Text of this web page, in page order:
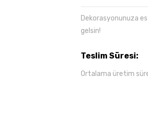
Dekorasyonunuza
gelsin!
Teslim Süresi:
Ortalama üretim